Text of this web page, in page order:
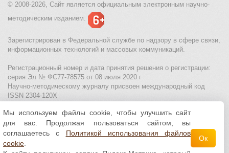
© 2008-2026, Сайт является официальным электронным научно-
методическим изданием.
Зарегистрирован в Федеральной службе по надзору в сфере связи,
информационных технологий и массовых коммуникаций.
Регистрационный номер и дата принятия решения о регистрации:
серия Эл № ФС77-78575 от 08 июля 2020 г
Научно-методическому журналу присвоен международный код
ISSN 2304-120X
МЦИТО|Школьные олимпиады и онлайн конкурсы для детей
Политика использования файлов cookie| Политика обработки и
защиты персональных данных
Все материалы доступны полицензии Creative
Мы используем файлы cookie, чтобы улучшить сайт
для вас. Продолжая пользоваться сайтом, вы
соглашаетесь с Политикой использования файлов
cookie
Ок